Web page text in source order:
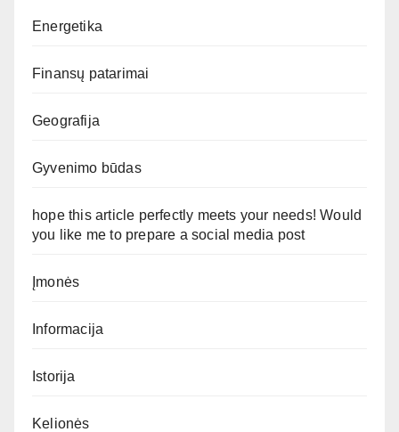
Energetika
Finansų patarimai
Geografija
Gyvenimo būdas
hope this article perfectly meets your needs! Would
you like me to prepare a social media post
Įmonės
Informacija
Istorija
Kelionės